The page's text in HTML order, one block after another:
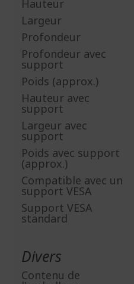
Hauteur
Largeur
Profondeur
Profondeur avec
support
Poids (approx.)
Hauteur avec
support
Largeur avec
support
Poids avec support
(approx.)
Compatible avec un
support VESA
Support VESA
standard
Divers
Contenu de